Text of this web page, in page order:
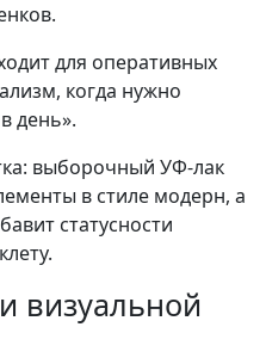
для оперативных
когда нужно
день».
выборочный УФ-лак
в стиле модерн, а
статусности
визуальной